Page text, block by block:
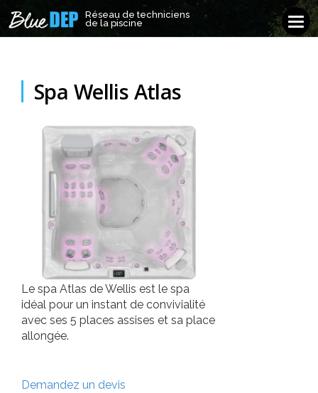
Réseau de techniciens
de la piscine
Spa Wellis Atlas
Le spa Atlas de Wellis est le spa
idéal pour un instant de convivialité
avec ses 5 places assises et sa place
allongée.
Demandez un devis
Réseau de techniciens
de la piscine